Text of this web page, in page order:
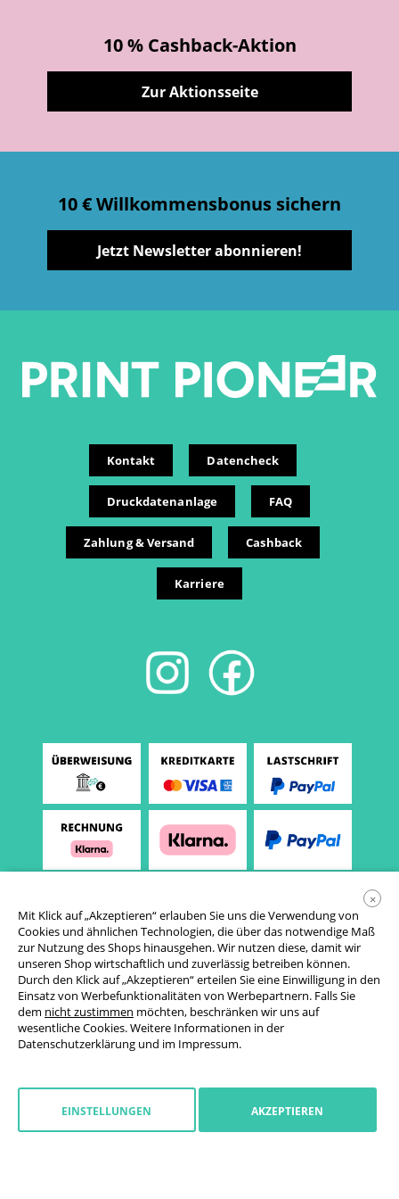
10 % Cashback-Aktion
Zur Aktionsseite
10 € Willkommensbonus sichern
Jetzt Newsletter abonnieren!
Kontakt Datencheck
Druckdatenanlage FAQ
Zahlung & Versand Cashback
Karriere
AGB
Datenschutzerklärung
Widerrufsrecht
×
Mit Klick auf „Akzeptieren“ erlauben Sie uns die Verwendung von
Cookies und ähnlichen Technologien, die über das notwendige Maß
zur Nutzung des Shops hinausgehen. Wir nutzen diese, damit wir
unseren Shop wirtschaftlich und zuverlässig betreiben können.
Durch den Klick auf „Akzeptieren“ erteilen Sie eine Einwilligung in den
Einsatz von Werbefunktionalitäten von Werbepartnern. Falls Sie
dem nicht zustimmen möchten, beschränken wir uns auf
wesentliche Cookies. Weitere Informationen in der
Datenschutzerklärung und im Impressum.
EINSTELLUNGEN AKZEPTIEREN